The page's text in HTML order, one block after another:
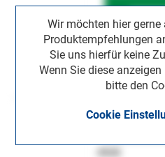
Wir möchten hier
Produktempfehlungen
Sie uns hierfür keine
Wenn Sie diese
bitte den
Cookie